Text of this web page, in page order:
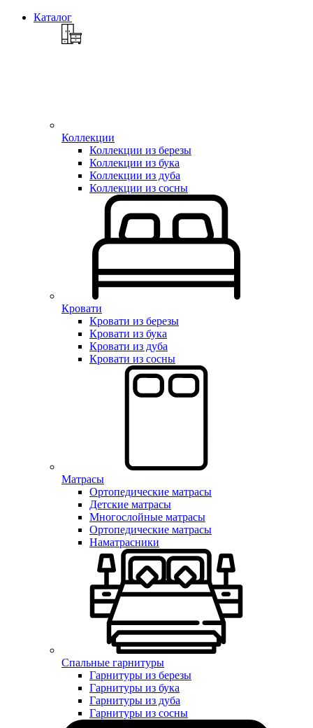
Каталог
Коллекции
Коллекции из березы
Коллекции из бука
Коллекции из дуба
Коллекции из сосны
Кровати
Кровати из березы
Кровати из бука
Кровати из дуба
Кровати из сосны
Матрасы
Ортопедические матрасы
Детские матрасы
Многослойные матрасы
Ортопедические матрасы
Наматрасники
Спальные гарнитуры
Гарнитуры из березы
Гарнитуры из бука
Гарнитуры из дуба
Гарнитуры из сосны